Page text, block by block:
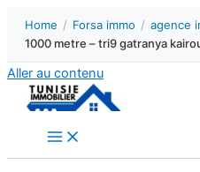
Home / Forsa immo / agence
1000 metre – tri9 gatranya
Aller au contenu